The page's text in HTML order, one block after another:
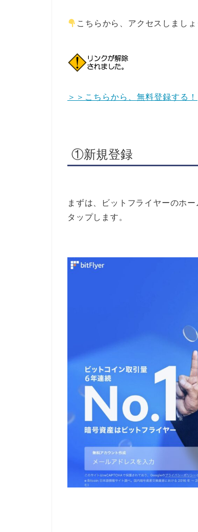
こちらから、アクセスしましょ
＞＞こちらから、無料登録する！
①新規登録
まずは、ビットフライヤーのホ
タップします。